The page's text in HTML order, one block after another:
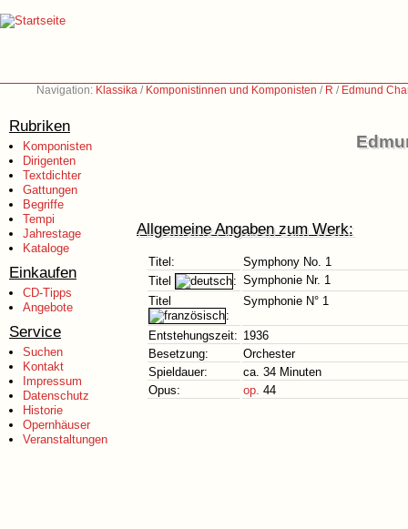
Navigation: Klassika / Komponistinnen und Komponisten / R / Edmund
Rubriken
Komponisten
Dirigenten
Textdichter
Gattungen
Begriffe
Tempi
Jahrestage
Kataloge
Einkaufen
CD-Tipps
Angebote
Service
Suchen
Kontakt
Impressum
Datenschutz
Historie
Opernhäuser
Veranstaltungen
Allgemeine Angaben zum Werk:
Titel:
Symphony No. 1
Titel
: Symphonie Nr. 1
Titel
:
Symphonie N° 1
Entstehungszeit: 1936
Besetzung:
Orchester
Spieldauer:
ca. 34 Minuten
Opus:
op. 44